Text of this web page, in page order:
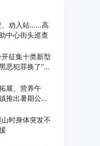
、劝入站……高
中心街头巡查
征集十类新型
恶犯罪换了“马
展、营养午
推出暑期公益
时身体突发不